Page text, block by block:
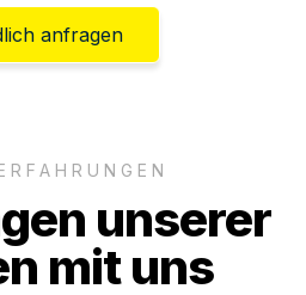
anfragen
unserer
mit uns